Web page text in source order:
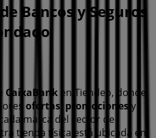
Bancos y Seguros
CaixaBank en Tiendeo, donde
ofertas promociones y
marca del sector de
tienda física está ubicada en